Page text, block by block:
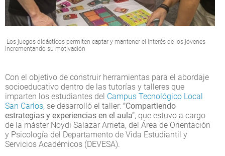
Los juegos didácticos permiten captar y mantener el interés de los jóvenes
incrementando su motivación
Con el objetivo de construir herramientas para el abordaje
socioeducativo dentro de las tutorías y talleres que
imparten los estudiantes del Campus Tecnológico Local
San Carlos, se desarrolló el taller: "Compartiendo
estrategias y experiencias en el aula", que estuvo a cargo
de la máster Noydi Salazar Arrieta, del Área de Orientación
y Psicología del Departamento de Vida Estudiantil y
Servicios Académicos (DEVESA).